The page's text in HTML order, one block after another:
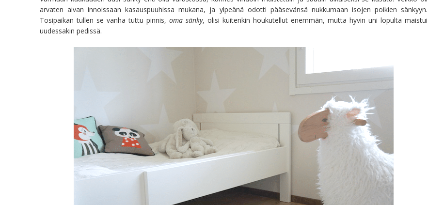
arvaten aivan innoissaan kasauspuuhissa mukana, ja ylpeänä odotti pääsevänsä nukkumaan isojen poikien sänkyyn.
Tosipaikan tullen se vanha tuttu pinnis, oma sänky, olisi kuitenkin houkutellut enemmän, mutta hyvin uni lopulta maistui
uudessakin pedissä.